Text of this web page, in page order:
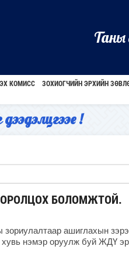
Таны
КОМИСС ЗОХИОГЧИЙН ЭРХИЙН
!
ОРОЛЦОХ БОЛОМЖТОЙ.
ашиглахын
хувь нэмэр оруулж буй ЖДҮ